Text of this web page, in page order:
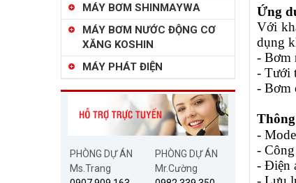
MÁY BƠM SHINMAYWA
MÁY BƠM NƯỚC ĐỘNG CƠ
XĂNG KOSHIN
MÁY PHÁT ĐIỆN
PHÒNG DỰ ÁN
Ms.Trang
PHÒNG DỰ ÁN
Mr.Cường
Ứng
Với
dụng
- Bơm
- Tưới
- Bơm
-
-
- Điện